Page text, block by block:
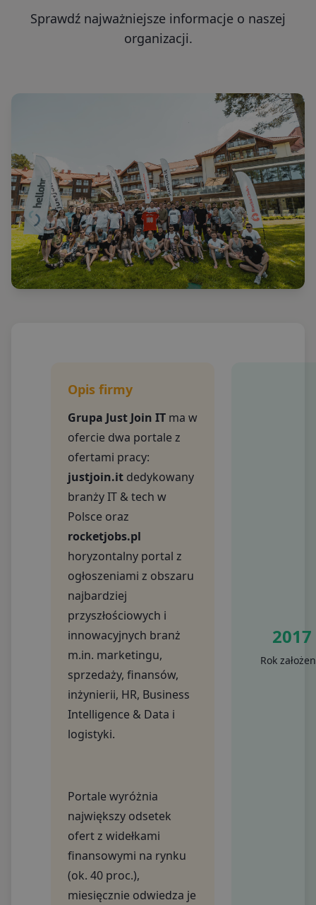
Sprawdź najważniejsze informacje o naszej
organizacji.
Opis firmy
Grupa Just Join IT ma w
ofercie dwa portale z
ofertami pracy:
justjoin.it dedykowany
branży IT & tech w
Polsce oraz
rocketjobs.pl
horyzontalny portal z
ogłoszeniami z obszaru
najbardziej
przyszłościowych i
innowacyjnych branż
m.in. marketingu,
sprzedaży, finansów,
inżynierii, HR, Business
Intelligence & Data i
logistyki.
Portale wyróżnia
największy odsetek
ofert z widełkami
finansowymi na rynku
(ok. 40 proc.),
miesięcznie odwiedza je
2017
Rok